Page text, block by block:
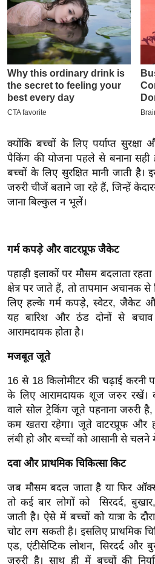
इ
म
ई
-
पे
प
र
सा
ल
बे
ल
ख्सि
य
त
यं
इं
डि
या
सा
हि
त्य
ज
त
ऑ
टो
व
र्ल्ड
क्योंकि बच्चों के लिए पर्याप्त सुरक्षा
पैकिंग की योजना पहले से बनाना सही
बच्चों के लिए सुरक्षित मानी जाती
जरुरी चीजें बताने जा रहे हैं, जिन्हें
जाना बिल्कुल न भूलें।
गर्म कपड़े और वाटरप्रूफ जैकेट
पहाड़ी इलाकों पर मौसम बदलाता
क्षेत्र पर जाते हैं, तो तापमान अचानक
लिए हल्के गर्म कपड़े, स्वेटर, जैकेट
यह बारिश और ठंड दोनों से
आरामदायक होता है।
मजबूत जूते
16 से 18 किलोमीटर की चढ़ाई करनी
के लिए आरामदायक शूज जरुर रखें।
वाले सोल ट्रेकिंग जूते पहनाना जरुरी
कम खतरा रहेगा। जूते वाटरप्रूफ और
लंबी हो और बच्चों को आसानी से चलने
दवा और प्राथमिक चिकित्सा किट
जब मौसम बदल जाता है या फिर
तो कई बार लोगों को सिरदर्द,
जाती है। ऐसे में बच्चों को यात्रा के
चोट लग सकती है। इसलिए प्राथमिक
एड, एंटीसेप्टिक लोशन, सिरदर्द और
जरुरी है। साथ ही में बच्चों की